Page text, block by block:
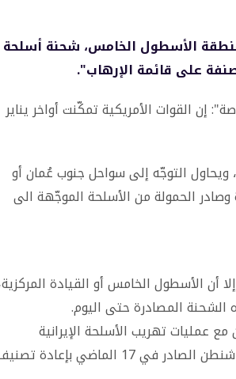
الأسطول الخامس، شحنة أسلحة
على قائمة الإرهاب".
إن القوات الأمريكية تمكّنت أواخر يناير
التوجّه إلى سواحل جنوب عُمان أو
الحمولة من الأسلحة الموجّهة الى
أن الأسطول الخامس أو القيادة
المصادرة حتى اليوم.
عمليات تهريب الأسلحة الإيرانية
المستمر إلى مليشيا الحوثي في اليمن، في تعارض مع قرار واشنطن الصادر في 17 الماضي بإعادة